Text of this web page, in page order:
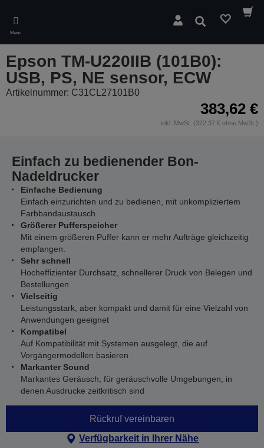
main
content
Menü
Suchen
Epson TM-U220IIB (101B0):
USB, PS, NE sensor, ECW
Artikelnummer: C31CL27101B0
383,62 €
inkl. MwSt. (322,37 € ohne MwSt.)
Einfach zu bedienender Bon-
Nadeldrucker
Einfache Bedienung
Einfach einzurichten und zu bedienen, mit unkompliziertem
Farbbandaustausch
Größerer Pufferspeicher
Mit einem größeren Puffer kann er mehr Aufträge gleichzeitig
empfangen.
Sehr schnell
Hocheffizienter Durchsatz, schnellerer Druck von Belegen und
Bestellungen
Vielseitig
Leistungsstark, aber kompakt und damit für eine Vielzahl von
Anwendungen geeignet
Kompatibel
Auf Kompatibilität mit Systemen ausgelegt, die auf
Vorgängermodellen basieren
Markanter Sound
Markantes Geräusch, für geräuschvolle Umgebungen, in
denen Ausdrucke zeitkritisch sind
Rückruf vereinbaren
Verfügbarkeit in Ihrer Nähe